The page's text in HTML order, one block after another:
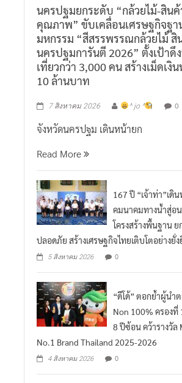
นครปฐมยกระดับ “กล้วยไม้-สินค้
คุณภาพ” ขับเคลื่อนเศรษฐกิจฐา
มหกรรม “สีสรรพรรณกล้วยไม้ สิ
นครปฐมการันตี 2026” ตั้งเป้าดึ
เที่ยวกว่า 3,000 คน สร้างเม็ดเงิ
10 ล้านบาท
7 สิงหาคม 2026 ^ jo ^ 0
จังหวัดนครปฐม เดินหน้ายก
Read More
167 ปี “เจ้าท่า”เดิ
คมนาคมทางน้ำสู่อ
โครงสร้างพื้นฐาน
ปลอดภัย สร้างเศรษฐกิจไทยเติบโตอย่างยั่
5 สิงหาคม 2026 0
“ดีโด้” ตอกย้ำผู้นำ
Non 100% ครองที่
8 ปีซ้อน คว้ารางวัล
No.1 Brand Thailand 2025-2026
4 สิงหาคม 2026 0